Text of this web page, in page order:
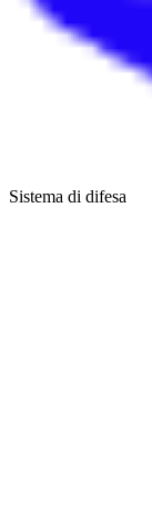
Sistema di difesa